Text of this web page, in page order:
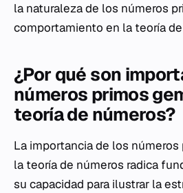
la naturaleza de los números
comportamiento en la teoría
¿Por qué son
números primos
teoría de números?
La importancia de los
la teoría de números radica
su capacidad para ilustrar la